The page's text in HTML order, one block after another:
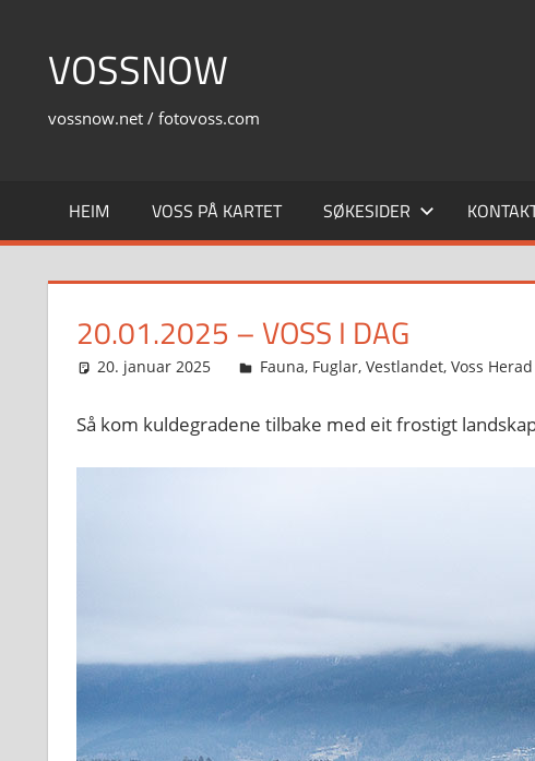
contentVOSSNOW
vossnow.net / fotovoss.com
HEIM VOSS PÅ KARTET SØKESIDER
20.01.2025 – VOSS I DAG
20. januar 2025 Svein
Fauna, Fuglar, Vestlandet, Voss Herad
Så kom kuldegradene tilbake med eit frostigt